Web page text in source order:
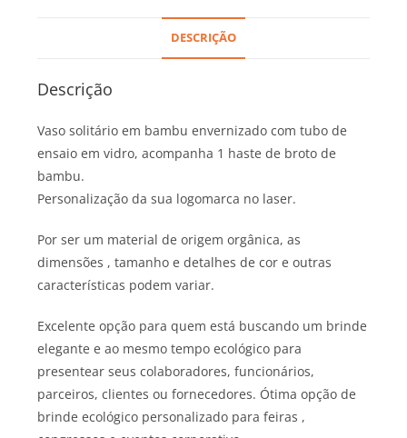
DESCRIÇÃO
Descrição
Vaso solitário em bambu envernizado com tubo de
ensaio em vidro, acompanha 1 haste de broto de
bambu.
Personalização da sua logomarca no laser.
Por ser um material de origem orgânica, as
dimensões , tamanho e detalhes de cor e outras
características podem variar.
Excelente opção para quem está buscando um brinde
elegante e ao mesmo tempo ecológico para
presentear seus colaboradores, funcionários,
parceiros, clientes ou fornecedores. Ótima opção de
brinde ecológico personalizado para feiras ,